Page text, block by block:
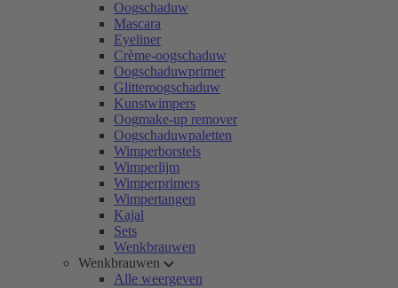
Oogschaduw
Mascara
Eyeliner
Crème-oogschaduw
Oogschaduwprimer
Glitteroogschaduw
Kunstwimpers
Oogmake-up remover
Oogschaduwpaletten
Wimperborstels
Wimperlijm
Wimperprimers
Wimpertangen
Kajal
Sets
Wenkbrauwen
Wenkbrauwen
Alle weergeven